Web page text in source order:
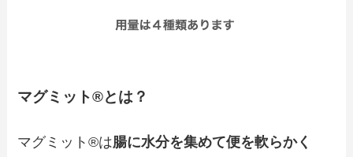
マグミット®とは？
マグミット®は腸に水分を集めて便を軟らかく